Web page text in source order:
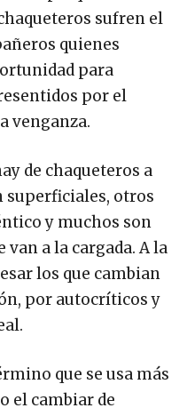
sufren el
quienes
para
por el
venganza.
de chaqueteros a
superficiales, otros
y muchos son
a la cargada. A la
los que cambian
por autocríticos y
que se usa más
el cambiar de